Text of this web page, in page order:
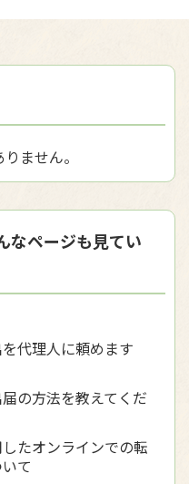
ません。
なページも見てい
代理人に頼めます
の方法を教えてくだ
たオンラインでの転
て